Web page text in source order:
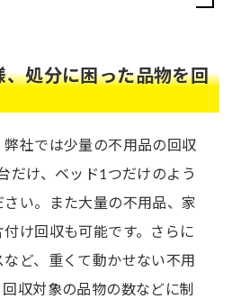
処分に困った品物を回
社では少量の不用品の回収
だけ、ベッド1つだけのよう
い。また大量の不用品、家
け回収も可能です。さらに
ど、重くて動かせない不用
収対象の品物の数などに制